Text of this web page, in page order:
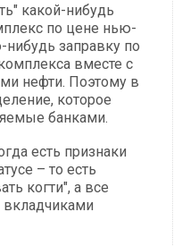
какой-нибудь
по цене нью-
нибудь заправку по
вместе с
нефти. Поэтому в
которое
банками.
есть признаки
– то есть
когти", а все